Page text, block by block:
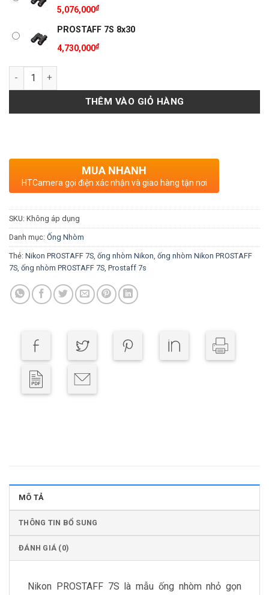
5,076,000₫
PROSTAFF 7S 8x30
4,730,000₫
Số lượng
THÊM VÀO GIỎ HÀNG
MUA NHANH
HTCamera gọi điện xác nhận và giao hàng tận nơi
SKU: Không áp dụng
Danh mục: Ống Nhòm
Thẻ: Nikon PROSTAFF 7S ống nhòm Nikon ống nhòm Nikon PROSTAFF
7S ống nhòm PROSTAFF 7S Prostaff 7s
MÔ TẢ
THÔNG TIN BỔ SUNG
ĐÁNH GIÁ (0)
Nikon PROSTAFF 7S là mẫu ống nhòm nhỏ gọn